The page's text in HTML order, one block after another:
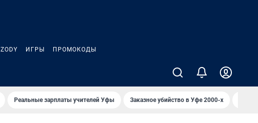
ZODY ИГРЫ ПРОМОКОДЫ
Реальные зарплаты учителей Уфы Заказное убийство в Уфе 2000-х